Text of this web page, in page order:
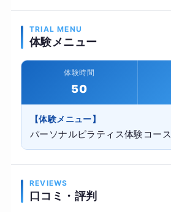
TRIAL MENU
体験メニュー
体験時間
50
【体験メニュー】
パーソナルピラティス体験コース
REVIEWS
口コミ・評判